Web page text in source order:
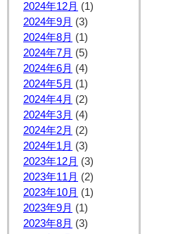
2024年12月 (1)
2024年9月 (3)
2024年8月 (1)
2024年7月 (5)
2024年6月 (4)
2024年5月 (1)
2024年4月 (2)
2024年3月 (4)
2024年2月 (2)
2024年1月 (3)
2023年12月 (3)
2023年11月 (2)
2023年10月 (1)
2023年9月 (1)
2023年8月 (3)